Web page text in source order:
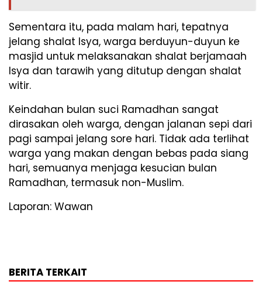
Sementara itu, pada malam hari, tepatnya
jelang shalat Isya, warga berduyun-duyun ke
masjid untuk melaksanakan shalat berjamaah
Isya dan tarawih yang ditutup dengan shalat
witir.
Keindahan bulan suci Ramadhan sangat
dirasakan oleh warga, dengan jalanan sepi dari
pagi sampai jelang sore hari. Tidak ada terlihat
warga yang makan dengan bebas pada siang
hari, semuanya menjaga kesucian bulan
Ramadhan, termasuk non-Muslim.
Laporan: Wawan
BERITA TERKAIT